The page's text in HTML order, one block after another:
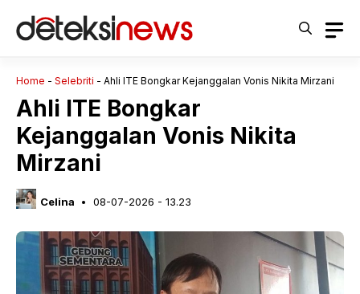
Home - Selebriti - Ahli ITE Bongkar Kejanggalan Vonis Nikita Mirzani
Ahli ITE Bongkar
Kejanggalan Vonis Nikita
Mirzani
Celina 08-07-2026 - 13.23